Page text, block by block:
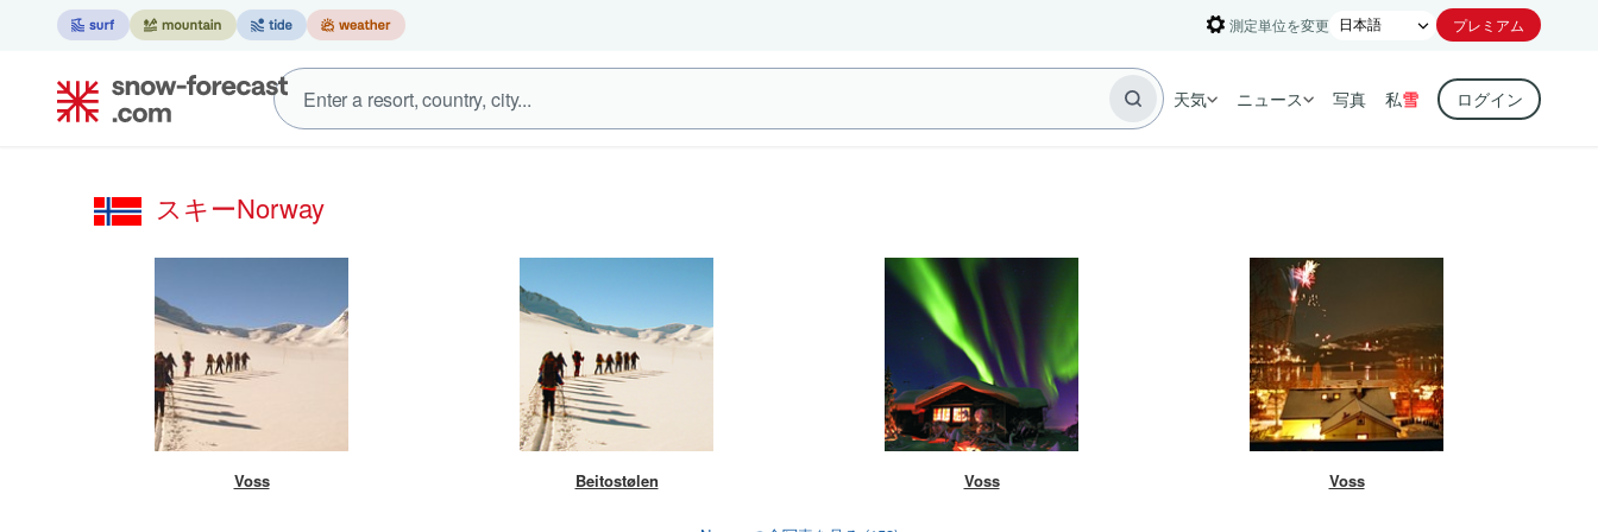
測定単位を変更 プレミアム
天気 ニュース 写真 私雪 ログイン
スキーNorway
Voss Beitostølen Voss Voss